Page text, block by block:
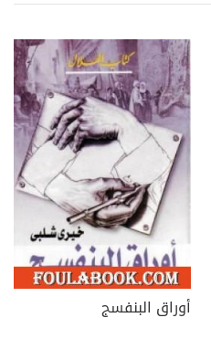
أوراق البنفسج